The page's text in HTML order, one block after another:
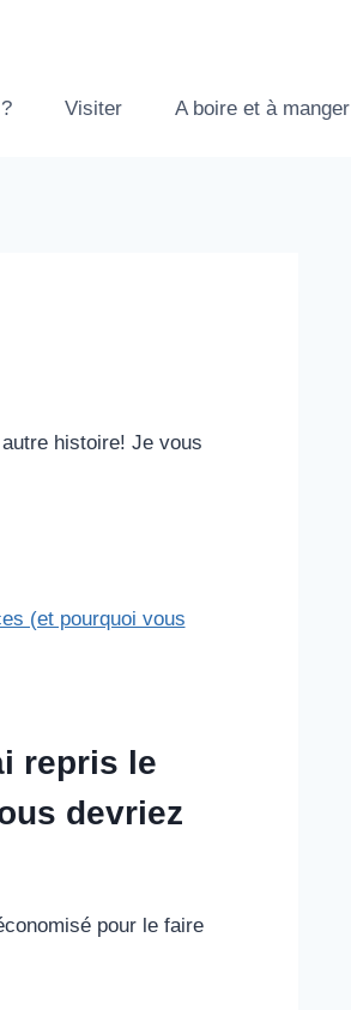
Visiter A boire et à manger
histoire! Je vous
repris le
devriez
pour le faire